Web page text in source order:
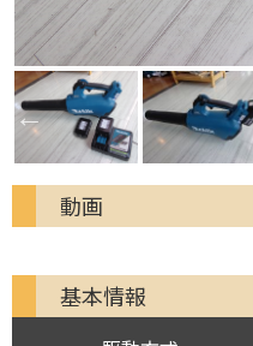
動画
基本情報